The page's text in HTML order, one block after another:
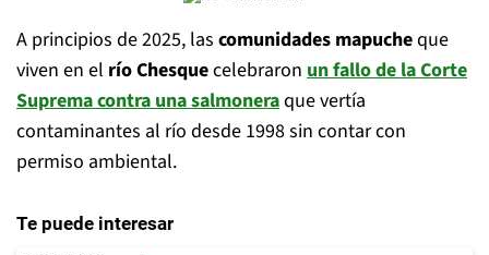
A principios de 2025, las comunidades mapucheque
viven en el río Chesquecelebraron un fallo de laCorte
Supremacontra una salmoneraque vertía
contaminantes al río desde 1998 sin contar con
permiso ambiental.
Te puede interesar